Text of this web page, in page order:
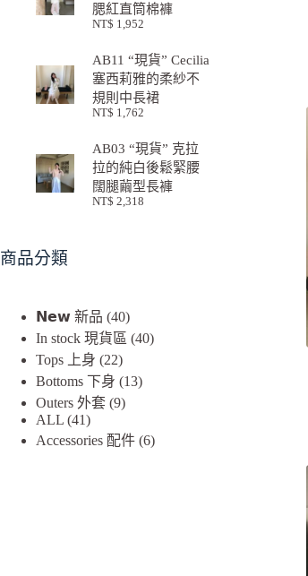
腮紅直筒棉褲
NT$ 1,952
AB11 “現貨” Cecilia
塞西莉雅的柔紗不
規則中長裙
NT$ 1,762
AB03 “現貨” 克拉
拉的純白後鬆緊腰
闊腿繭型長褲
NT$ 2,318
商品分類
𝗡𝗲𝘄 新品 40
In stock 現貨區
40
Tops 上身
22
Bottoms 下身
13
Outers 外套 9
ALL 41
Accessories 配件 6